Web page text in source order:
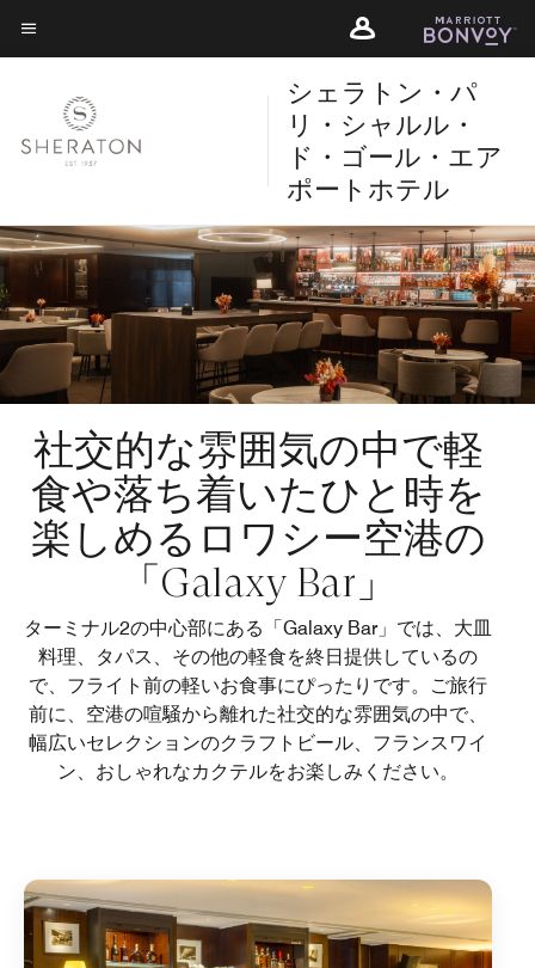
Skip
to
content
メニューのテキスト
シェラトン・パ
リ・シャルル・
ド・ゴール・エア
ポートホテル
社交的な雰囲気の中で軽
食や落ち着いたひと時を
楽しめるロワシー空港の
「Galaxy Bar」
ターミナル2の中心部にある「Galaxy Bar」では、大皿
料理、タパス、その他の軽食を終日提供しているの
で、フライト前の軽いお食事にぴったりです。ご旅行
前に、空港の喧騒から離れた社交的な雰囲気の中で、
幅広いセレクションのクラフトビール、フランスワイ
ン、おしゃれなカクテルをお楽しみください。